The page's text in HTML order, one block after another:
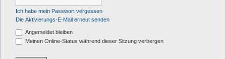
Ich habe mein Passwort vergessen
Die Aktivierungs-E-Mail erneut senden
Angemeldet bleiben
Meinen Online-Status während dieser Sitzung verbergen